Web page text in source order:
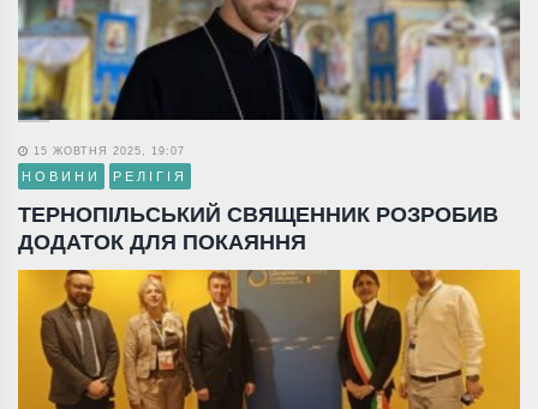
15 ЖОВТНЯ 2025, 19:07
НОВИНИ РЕЛІГІЯ
ТЕРНОПІЛЬСЬКИЙ СВЯЩЕННИК РОЗРОБИВ
ДОДАТОК ДЛЯ ПОКАЯННЯ